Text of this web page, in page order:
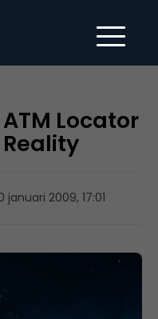
Locator
januari 2009, 17:01